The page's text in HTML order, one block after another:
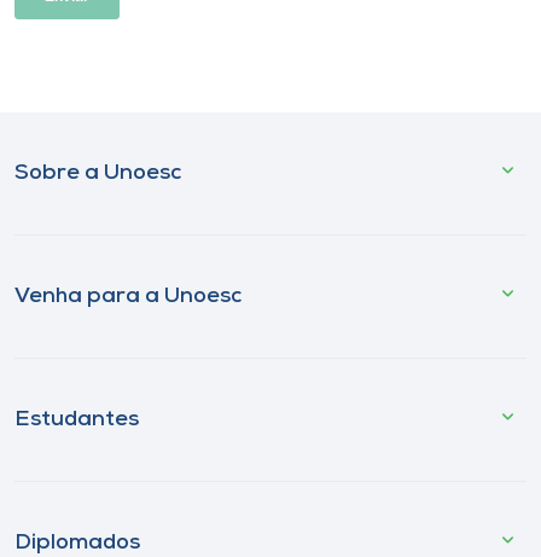
Sobre a Unoesc
Venha para a Unoesc
Estudantes
Diplomados